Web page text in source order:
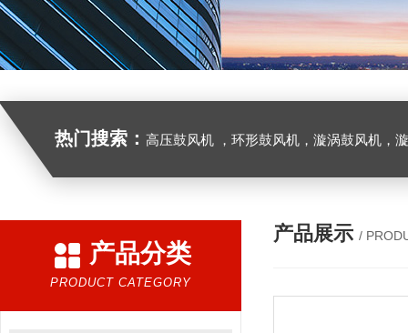
热门搜索： 高压鼓风机 ，环形鼓风机，漩涡鼓风机，漩涡气泵，透浦式中压鼓风机，防爆风机，工业吸尘器，
产品分类
PRODUCT CATEGORY
产品展示 /